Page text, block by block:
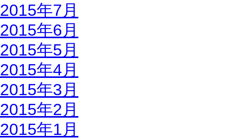
2015年7月
2015年6月
2015年5月
2015年4月
2015年3月
2015年2月
2015年1月